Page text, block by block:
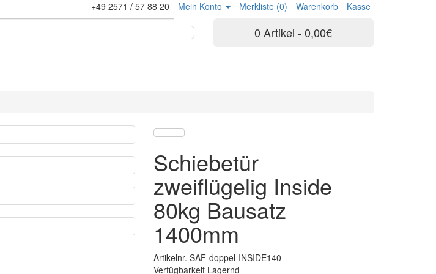
+49 2571 / 57 88 20 Mein Konto Merkliste (0) Warenkorb Kasse
0 Artikel - 0,00€
Schiebetür
zweiflügelig Inside
80kg Bausatz
1400mm
Artikelnr. SAF-doppel-INSIDE140
Verfügbarkeit Lagernd